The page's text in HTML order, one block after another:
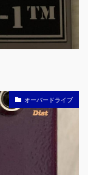
オーバードライブ